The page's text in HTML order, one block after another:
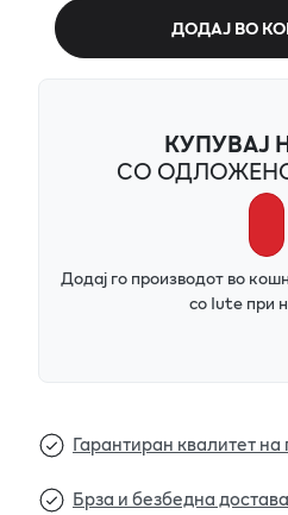
ДОДАЈ ВО
КУПУВАЈ
СО
Додај го производот во
со Iute при
Гарантиран квалитет
Брза и безбедна достава